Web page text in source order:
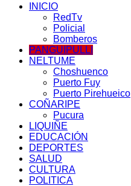
INICIO
RedTv
Policial
Bomberos
PANGUIPULLI
NELTUME
Choshuenco
Puerto Fuy
Puerto Pirehueico
COÑARIPE
Pucura
LIQUIÑE
EDUCACIÓN
DEPORTES
SALUD
CULTURA
POLITICA